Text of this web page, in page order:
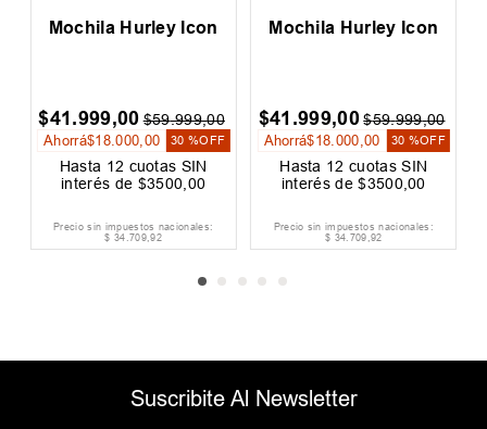
Mochila Hurley Icon
$41.999,00 $59.999,00
Ahorrá$18.000,00 30 %OFF
Hasta 12 cuotas SIN
interés de $3500,00
Precio sin impuestos nacionales:
$ 34.709,92
Mochila Hurley Icon
$41 .999,00 $59.999,00
Ahorrá$18.000,00 30 %OFF
Hasta 12 cuotas SIN
interés de$3500,00
Precio sin impuestos nacionales:
$ 34.709,92
Suscribite Al Newsletter